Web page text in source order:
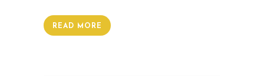
READ MORE